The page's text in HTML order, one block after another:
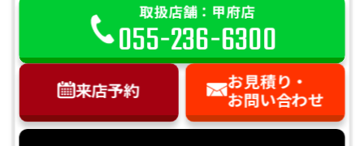
取扱店舗：甲府店
055-236-6300
来店予約
お見積り・
お問い合わせ